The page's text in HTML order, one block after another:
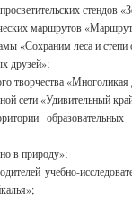
стендов
маршрутов
«Сохраним леса и степи
друзей»;
творчества «Многоликая
сети «Удивительный
в природу»;
учебно-